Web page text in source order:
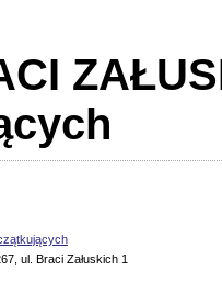
ul. Braci Załuskich 1